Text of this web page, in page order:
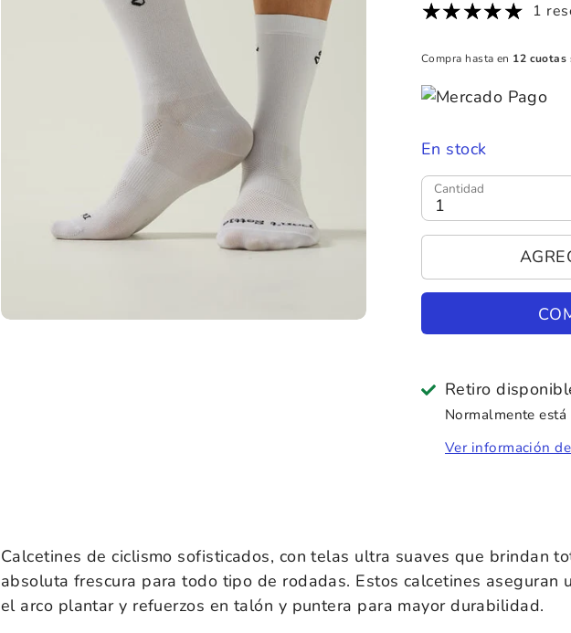
1
Compra hasta en 12
En stock
Cantidad
1
Retiro
Normalmente
Ver información
Calcetines de ciclismo sofisticados, con telas ultra suaves que brindan
absoluta frescura para todo tipo de rodadas. Estos calcetines aseguran
el arco plantar y refuerzos en talón y puntera para mayor durabilidad.